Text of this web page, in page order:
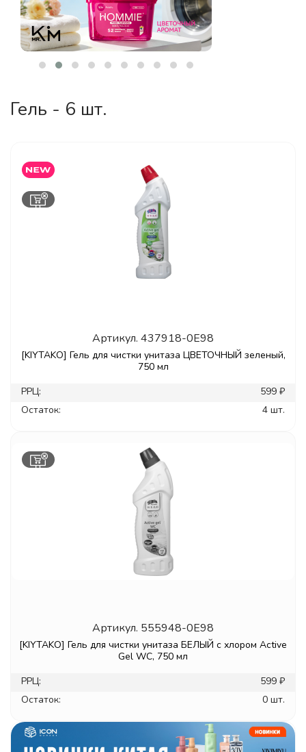
Гель - 6 шт.
Артикул. 437918-0E98
[KIYTAKO] Гель для чистки унитаза ЦВЕТОЧНЫЙ зеленый,
750 мл
РРЦ:
599 ₽
Остаток:
4 шт.
Артикул. 555948-0E98
[KIYTAKO] Гель для чистки унитаза БЕЛЫЙ с хлором Active
Gel WC, 750 мл
РРЦ:
599 ₽
Остаток:
0 шт.